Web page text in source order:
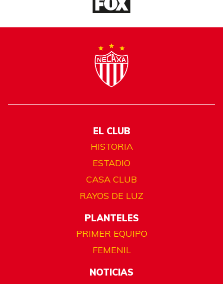
EL CLUB
HISTORIA
ESTADIO
CASA CLUB
RAYOS DE LUZ
PLANTELES
PRIMER EQUIPO
FEMENIL
NOTICIAS